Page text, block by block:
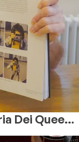
Dei Queen
Di Brian